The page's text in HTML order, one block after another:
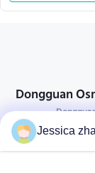
Dongguan
Jessica